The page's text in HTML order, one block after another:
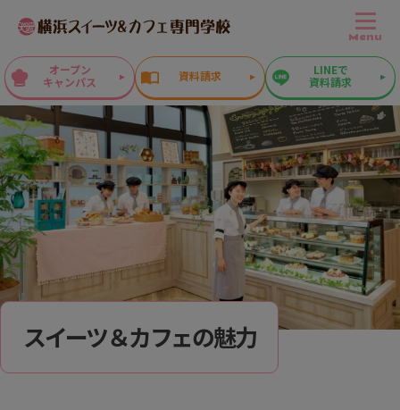
Menu
オープン
キャンパス
資料請求
LINEで
資料請求
スイーツ＆カフェの魅力